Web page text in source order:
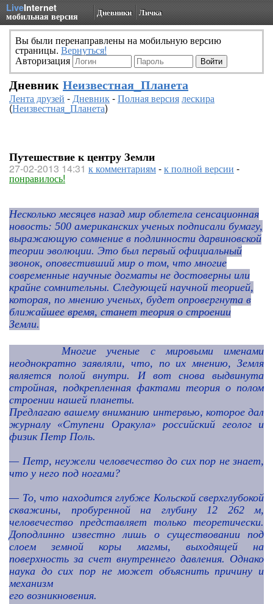
LiveInternet
мобильная версия Дневники Личка
Вы были перенаправлены на мобильную версию
страницы. Вернуться!
Авторизация
Дневник Неизвестная_Планета
Лента друзей -Дневник-Полная версиялескира
(Неизвестная_Планета)
Путешествие к центру Земли
27-02-2013 14:31 к комментариям-к полной версии -
понравилось!
Несколько месяцев назад мир облетела сенсационная
новость: 500 американских ученых подписали бумагу,
выражающую сомнение в подлинности дарвиновской
теории эволюции. Это был первый официальный
звонок, оповестивший мир о том, что многие
современные научные догматы не достоверны или
крайне сомнительны. Следующей научной теорией,
которая, по мнению ученых, будет опровергнута в
ближайшее время, станет теория о строении
Земли.
Многие ученые с мировыми именами
неоднократно заявляли, что, по их мнению, Земля
является полой внутри. И вот снова выдвинута
стройная, подкрепленная фактами теория о полом
строении нашей планеты.
Предлагаю вашему вниманию интервью, которое дал
журналу «Ступени Оракула»российский геолог и
физик Петр Поль.
— Петр, неужели человечество до сих пор не знает,
что у него под ногами?
— То, что находится глубже Кольской сверхглубокой
скважины, пробуренной на глубину 12 262 м,
человечество представляет только теоретически.
Доподлинно известно лишь о существовании под
слоем земной коры магмы, выходящей на
поверхность за счет внутреннего давления. Однако
наука до сих пор не может объяснить причину и
механизм
его возникновения.